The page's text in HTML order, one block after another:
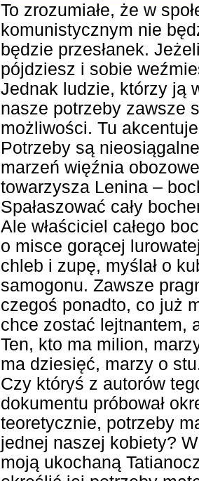
To zrozumiałe, że w
komunistycznym nie
będzie przesłanek.
pójdziesz i sobie
Jednak ludzie, którzy ją
nasze potrzeby zawsze
możliwości. Tu
Potrzeby są
marzeń więźnia
towarzysza Lenina –
Spałaszować cały
Ale właściciel całego
o misce gorącej
chleb i zupę, myślał o
samogonu. Zawsze
czegoś ponadto, co już
chce zostać lejtnantem,
Ten, kto ma milion,
ma dziesięć, marzy o
Czy któryś z autorów
dokumentu próbował
teoretycznie, potrzeby
jednej naszej kobiety?
moją ukochaną